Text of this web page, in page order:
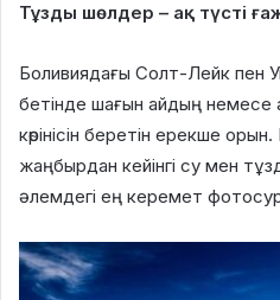
Тұзды шөлдер – ақ түсті
Боливиядағы Солт-Лейк пен
бетінде шағын айдың немесе
көрінісін беретін ерекше
жаңбырдан кейінгі су мен
әлемдегі ең керемет